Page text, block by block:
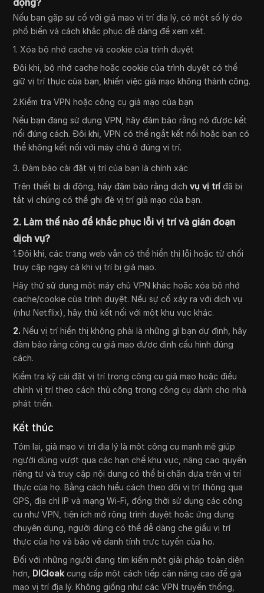
Nếu bạn gặp sự cố với giả mạo vị trí địa lý, có một số lý do
phổ biến và cách khắc phục dễ dàng để xem xét.
1. Xóa bộ nhớ cache và cookie của trình duyệt
Đôi khi, bộ nhớ cache hoặc cookie của trình duyệt có thể
giữ vị trí thực của bạn, khiến việc giả mạo không thành công.
2.Kiểm tra VPN hoặc công cụ giả mạo của bạn
Nếu bạn đang sử dụng VPN, hãy đảm bảo rằng nó được kết
nối đúng cách. Đôi khi, VPN có thể ngắt kết nối hoặc bạn có
thể không kết nối với máy chủ ở đúng vị trí.
3. Đảm bảo cài đặt vị trí của bạn là chính xác
Trên thiết bị di động, hãy đảm bảo rằng dịchvụ vị tríđã bị
tắt vì chúng có thể ghi đè vị trí giả mạo của bạn.
2. Làm thế nào để khắc phục lỗi vị trí và gián đoạn
dịch vụ?
1.Đôi khi, các trang web vẫn có thể hiển thị lỗi hoặc từ chối
truy cập ngay cả khi vị trí bị giả mạo.
Hãy thử sử dụng một máy chủ VPN khác hoặc xóa bộ nhớ
cache/cookie của trình duyệt. Nếu sự cố xảy ra với dịch vụ
(như Netflix), hãy thử kết nối với một khu vực khác.
2. Nếu vị trí hiển thị không phải là những gì bạn dự định, hãy
đảm bảo rằng công cụ giả mạo được định cấu hình đúng
cách.
Kiểm tra kỹ cài đặt vị trí trong công cụ giả mạo hoặc điều
chỉnh vị trí theo cách thủ công trong công cụ dành cho nhà
phát triển.
Kết thúc
Tóm lại, giả mạo vị trí địa lý là một công cụ mạnh mẽ giúp
người dùng vượt qua các hạn chế khu vực, nâng cao quyền
riêng tư và truy cập nội dung có thể bị chặn dựa trên vị trí
thực của họ. Bằng cách hiểu cách theo dõi vị trí thông qua
GPS, địa chỉ IP và mạng Wi-Fi, đồng thời sử dụng các công
cụ như VPN, tiện ích mở rộng trình duyệt hoặc ứng dụng
chuyên dụng, người dùng có thể dễ dàng che giấu vị trí
thực của họ và bảo vệ danh tính trực tuyến của họ.
Đối với những người đang tìm kiếm một giải pháp toàn diện
hơn, DICloak cung cấp một cách tiếp cận nâng cao để giả
mạo vị trí địa lý. Không giống như các VPN truyền thống,